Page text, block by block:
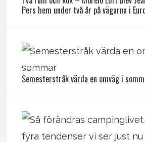
Pers hem under två år på vägarna i
Semesterstråk värda en omväg i